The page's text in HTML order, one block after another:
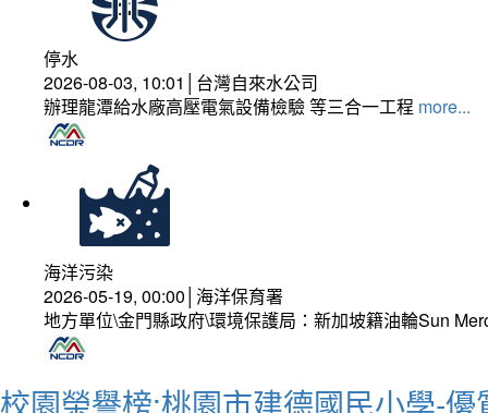
停水
2026-08-03, 10:01│台灣自來水公司
辦理龍潭給水廠高壓電氣設備檢驗 等三合一工程 more...
海洋污染
2026-05-19, 00:00│海洋保育署
地方單位\金門縣政府\環境保護局：新加坡籍油輪Sun
校園榮譽榜:桃園市建德國民小學-優